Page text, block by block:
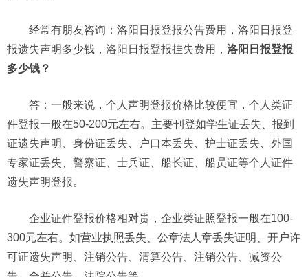
经常有朋友咨询：洛阳日报登报公告费用，洛阳日报登
报遗失声明多少钱，洛阳日报登报挂失费用， 洛阳日报登报
多少钱？
答：一般来说，个人声明登报价格比较便宜，个人类证
件登报一般在50-200元左右。主要刊登如学生证丢失、报到
证遗失声明、身份证丢失、户口本丢失、护士证丢失、外国
专家证丢失、警察证、士兵证、船长证、船员证等个人证件
遗失声明登报。
企业证件登报价格相对贵，企业类证照登报一般在100-
300元左右。如营业执照丢失、公章法人章丢失证明、开户许
可证遗失声明、注销公告、清算公告、注销公告、减资公